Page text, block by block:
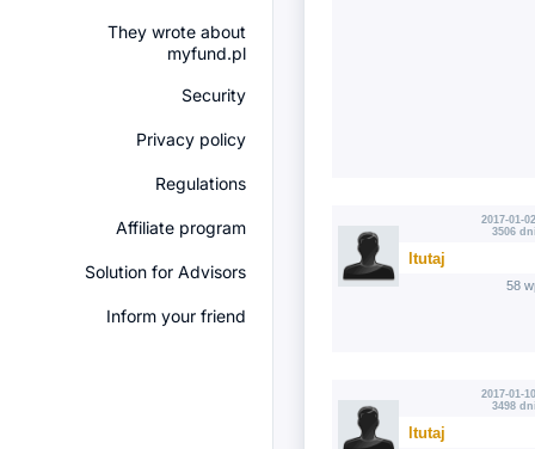
They wrote about
myfund.pl
Security
Privacy policy
Regulations
Affiliate program
Solution for Advisors
Inform your friend
2017-01-
3506
ltutaj
58
2017-01-
3498
ltutaj